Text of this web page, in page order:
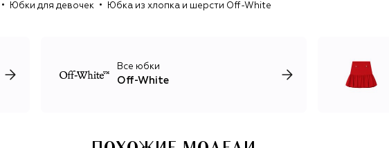
руководством бренд сохранил мультидисциплинарный
благодаря которому визуальный язык бренда
существенно обогатился.
Юбки для девочек Юбка из хлопка и шерсти Off-White
Все юбки
Off-White